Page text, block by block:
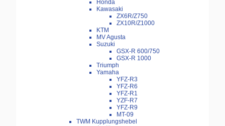
Honda
Kawasaki
ZX6R/Z750
ZX10R/Z1000
KTM
MV Agusta
Suzuki
GSX-R 600/750
GSX-R 1000
Triumph
Yamaha
YFZ-R3
YFZ-R6
YFZ-R1
YZF-R7
YFZ-R9
MT-09
TWM Kupplungshebel